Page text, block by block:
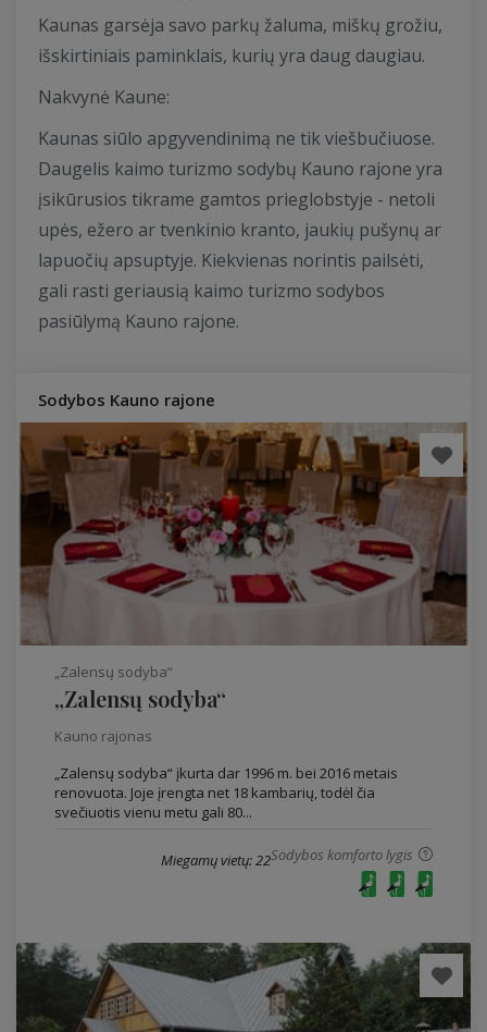
Kaunas garsėja savo parkų žaluma, miškų grožiu,
išskirtiniais paminklais, kurių yra daug daugiau.
Nakvynė Kaune:
Kaunas siūlo apgyvendinimą ne tik viešbučiuose.
Daugelis kaimo turizmo sodybų Kauno rajone yra
įsikūrusios tikrame gamtos prieglobstyje - netoli
upės, ežero ar tvenkinio kranto, jaukių pušynų ar
lapuočių apsuptyje. Kiekvienas norintis pailsėti,
gali rasti geriausią kaimo turizmo sodybos
pasiūlymą Kauno rajone.
Sodybos Kauno rajone
„Zalensų sodyba“
„Zalensų sodyba“
Kauno rajonas
„Zalensų sodyba“ įkurta dar 1996 m. bei 2016 metais
renovuota. Joje įrengta net 18 kambarių, todėl čia
svečiuotis vienu metu gali 80...
Sodybos komforto lygis
Miegamų vietų: 22